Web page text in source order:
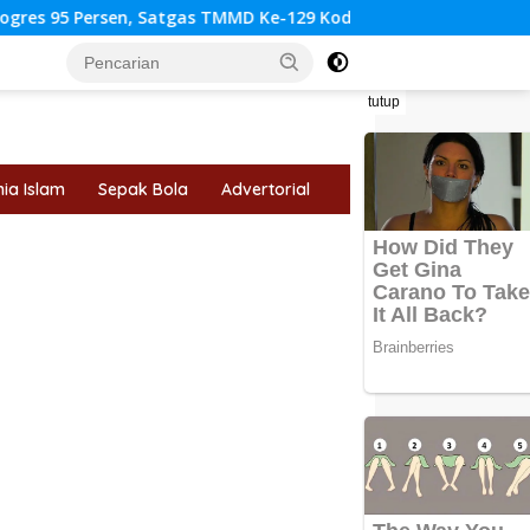
Satgas TMMD Ke-129 Kodim 0416/Bute Rampungkan
tutup
Islam Sepak Bola Advertorial